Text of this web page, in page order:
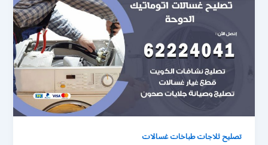
تصليح ثلاجات طباخات غسالات